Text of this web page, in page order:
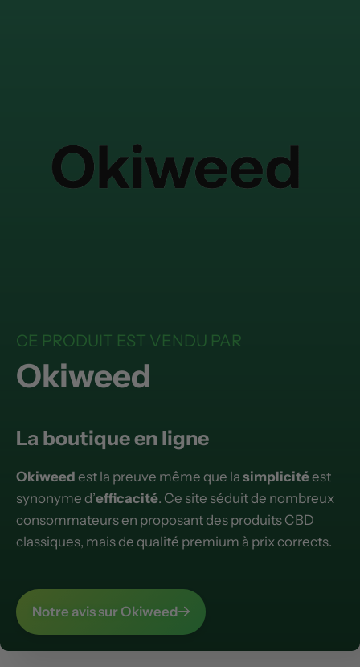
CE PRODUIT EST VENDU PAR
Okiweed
La boutique en ligne
Okiweed est la preuve même que la simplicitéest
synonyme d’efficacité. Ce site séduit de nombreux
consommateurs en proposant des produits CBD
classiques, mais de qualité premium à prix corrects.
Notre avis sur Okiweed